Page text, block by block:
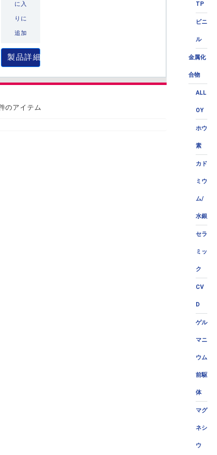
TP
ビニ
ル
金属化
合物
ALL
OY
ホウ
素
カド
ミウ
ム/
水銀
セラ
ミッ
ク
CV
D
ゲル
マニ
ウム
前駆
体
マグ
ネシ
ウ
に入
りに
追加
製品詳細
のアイテム